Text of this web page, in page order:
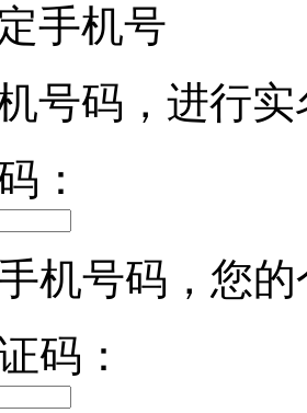
手机号
号码，进行
：
机号码，您
码：